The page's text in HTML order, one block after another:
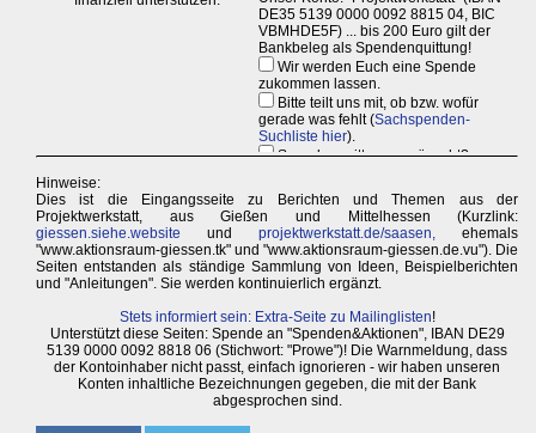
Hinweise:
Dies ist die Eingangsseite zu Berichten und Themen aus der
Projektwerkstatt, aus Gießen und Mittelhessen (Kurzlink:
giessen.siehe.website undprojektwerkstatt.de/saasen,
ehemals
"www.aktionsraum-giessen.tk" und "www.aktionsraum-giessen.de.vu"). Die
Seiten entstanden als ständige Sammlung von Ideen, Beispielberichten
und "Anleitungen". Sie werden kontinuierlich ergänzt.
Stets informiert sein: Extra-Seite zu Mailinglisten!
Unterstützt diese Seiten: Spende an "Spenden&Aktionen", IBAN DE29
5139 0000 0092 8818 06 (Stichwort: "Prowe")! Die Warnmeldung, dass
der Kontoinhaber nicht passt, einfach ignorieren - wir haben unseren
Konten inhaltliche Bezeichnungen gegeben, die mit der Bank
abgesprochen sind.